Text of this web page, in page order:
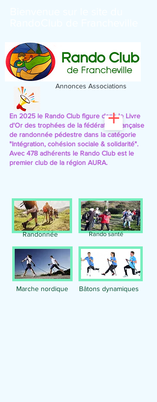
Randonnée Rando santé
Marche nordique Bâtons dynamiques
En 2025 le Rando Club figure dans le Livre
d'Or des trophées de la fédération française
de randonnée pédestre dans la catégorie
"Intégration, cohésion sociale & solidarité".
Avec 478 adhérents le Rando Club est le
premier club de la région AURA.
Annonces Associations